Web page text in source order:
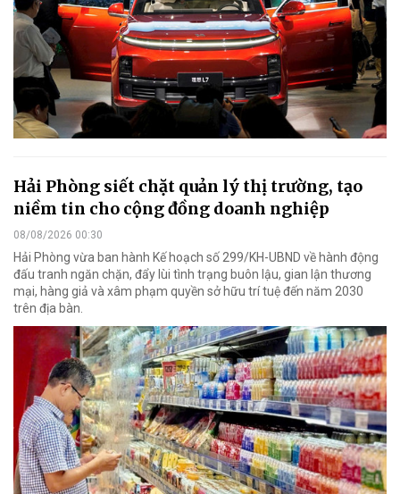
Hải Phòng siết chặt quản lý thị trường, tạo
niềm tin cho cộng đồng doanh nghiệp
08/08/2026 00:30
Hải Phòng vừa ban hành Kế hoạch số 299/KH-UBND về hành động
đấu tranh ngăn chặn, đẩy lùi tình trạng buôn lậu, gian lận thương
mại, hàng giả và xâm phạm quyền sở hữu trí tuệ đến năm 2030
trên địa bàn.